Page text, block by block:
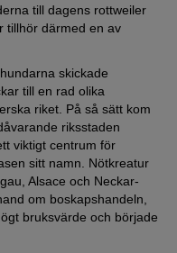
till dagens rottweiler
tillhör därmed en av
skickade
till en rad olika
riket. På så sätt kom
riksstaden
viktigt centrum för
sitt namn. Nötkreatur
Alsace och Neckar-
om boskapshandeln,
bruksvärde och började